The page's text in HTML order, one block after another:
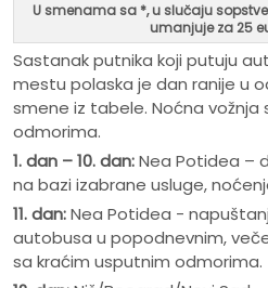
U smenama sa *, uslučaju
umanjuje za 25
Sastanak putnika koji putuju
mestu polaska je dan ranije u
smene iz tabele. Noćna vožnja
odmorima.
1. dan – 10. dan:Nea Potidea –
na bazi izabrane usluge,
11. dan:Nea Potidea -
autobusa u popodnevnim,
sa kraćim usputnim odmorima.